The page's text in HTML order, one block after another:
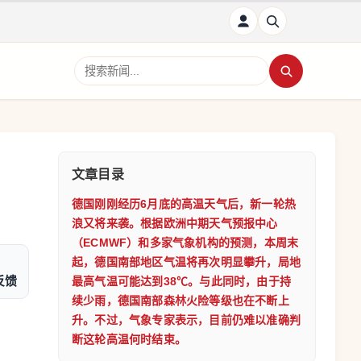
搜索新闻
馈
文章目录
德国刚刚经历6月底的高温天气后，新一轮热
浪又将来袭。根据欧洲中期天气预报中心
（ECMWF）和多家气象机构的预测，本周末
起，德国南部地区气温将再次明显攀升，局地
最高气温可能达到38℃。与此同时，由于持
续少雨，德国南部森林火险等级也在不断上
升。不过，气象专家表示，目前仍难以准确判
断这轮高温何时结束。